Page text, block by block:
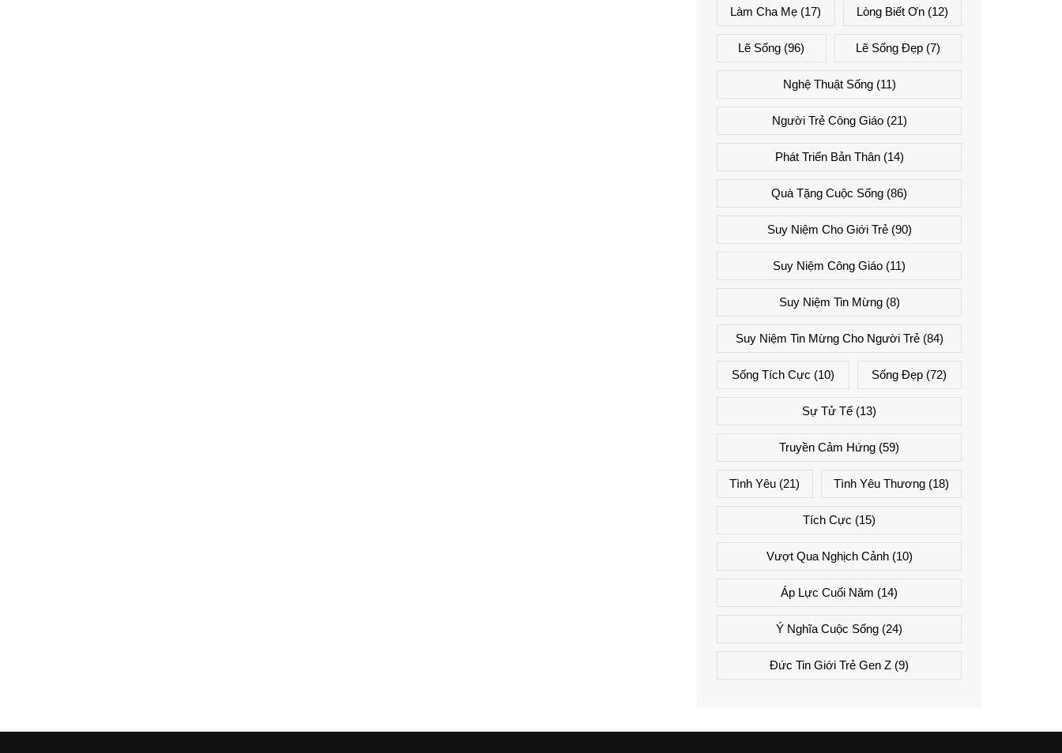
Làm Cha Mẹ (17) Lòng Biết Ơn(12)
Lẽ Sống (96) Lẽ Sống Đẹp(7)
Nghệ Thuật Sống(11)
Người Trẻ Công Giáo(21)
Phát Triển Bản Thân(14)
Quà Tặng Cuộc Sống (86)
Suy Niệm Cho Giới Trẻ(90)
Suy Niệm Công Giáo (11)
Suy Niệm Tin Mừng(8)
Suy Niệm Tin Mừng Cho Người Trẻ(84)
Sống Tích Cực (10) Sống Đẹp (72)
Sự Tử Tế (13)
Truyền Cảm Hứng (59)
Tình Yêu (21) Tình Yêu Thương(18)
Tích Cực (15)
Vượt Qua Nghịch Cảnh(10)
Áp Lực Cuối Năm (14)
Ý Nghĩa Cuộc Sống (24)
Đức Tin Giới Trẻ Gen Z (9)